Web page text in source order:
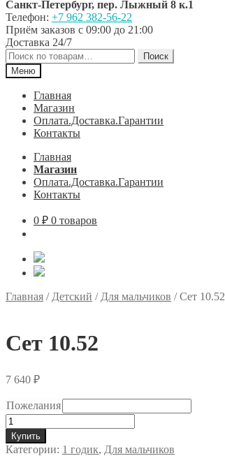
Санкт-Петербург, пер. Лыжный 8 к.1
Телефон: +7 962 382-56-22
Приём заказов с 09:00 до 21:00
Доставка 24/7
Искать:
Поиск
Меню
Главная
Магазин
Оплата.Доставка.Гарантии
Контакты
Главная
Магазин
Оплата.Доставка.Гарантии
Контакты
0 ₽ 0 товаров
Главная / Детский / Для мальчиков /Сет 10.52
Сет 10.52
7 640 ₽
Пожелания
Количество
товара
Сет
Купить
Категории: 1 годик, Для мальчиков